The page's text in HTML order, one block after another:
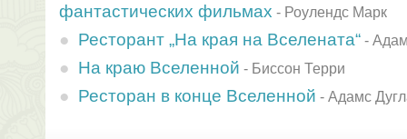
фантастических фильмах - Роулендс Марк
Ресторант „На края на Вселената“ -
На краю Вселенной - Биссон Терри
Ресторан в конце Вселенной - Адамс